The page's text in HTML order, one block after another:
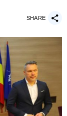
SHARE